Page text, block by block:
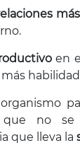
en
que no se
que lleva la